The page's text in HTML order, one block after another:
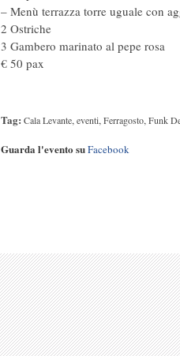
– Menù terrazza torre uguale con
2 Ostriche
3 Gambero marinato al pepe rosa
€ 50 pax
Tag: Cala Levante,eventi,Ferragosto,Funk
Guarda l'evento suFacebook